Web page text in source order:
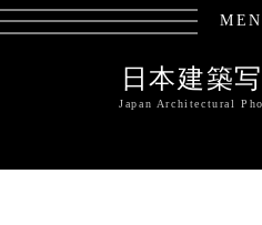
日本建築
Japan Architectural